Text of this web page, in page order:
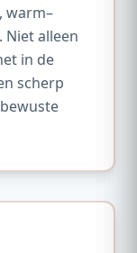
warm–
Niet alleen
in de
scherp